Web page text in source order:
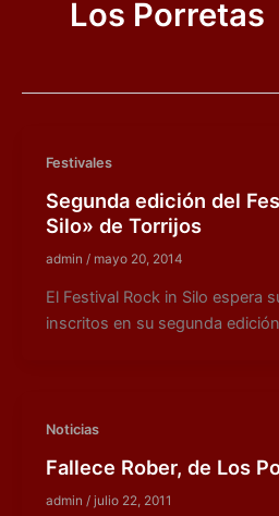
Los Porretas
Festivales
Segunda edición del
Silo» de Torrijos
admin / mayo 20, 2014
El Festival Rock in Silo espera
inscritos en su segunda
Noticias
Fallece Rober, de Los
admin / julio 22, 2011